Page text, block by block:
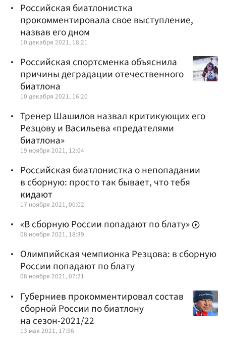
Российская биатлонистка
прокомментировала свое выступление,
назвав его дном
10 декабря 2021, 18:21
Российская спортсменка объяснила
причины деградации отечественного
биатлона
10 декабря 2021, 16:20
Тренер Шашилов назвал критикующих его
Резцову и Васильева «предателями
биатлона»
19 ноября 2021, 12:04
Российская биатлонистка о непопадании
в сборную: просто так бывает, что тебя
кидают
17 ноября 2021, 00:02
«В сборную России попадают по блату»
08 ноября 2021, 18:39
Олимпийская чемпионка Резцова: в сборную
России попадают по блату
08 ноября 2021, 07:21
Губерниев прокомментировал состав
сборной России по биатлону
на сезон-2021/22
13 мая 2021, 17:56